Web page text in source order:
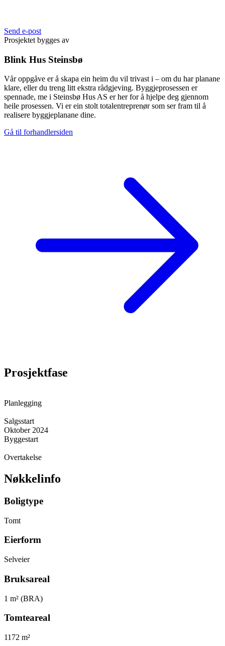
Send e-post
Prosjektet bygges av
Blink Hus Steinsbø
Vår oppgåve er å skapa ein heim du vil trivast i – om du har planane
klare, eller du treng litt ekstra rådgjeving. Byggjeprosessen er
spennade, me i Steinsbø Hus AS er her for å hjelpe deg gjennom
heile prosessen. Vi er ein stolt totalentreprenør som ser fram til å
realisere byggjeplanane dine.
Gå til forhandlersiden
Prosjektfase
Planlegging
Salgsstart
Oktober 2024
Byggestart
Overtakelse
Nøkkelinfo
Boligtype
Tomt
Eierform
Selveier
Bruksareal
1 m² (BRA)
Tomteareal
1172 m²